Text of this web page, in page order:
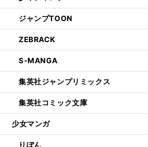
ジャンプTOON
ZEBRACK
S-MANGA
集英社ジャンプリミックス
集英社コミック文庫
少女マンガ
りぼん